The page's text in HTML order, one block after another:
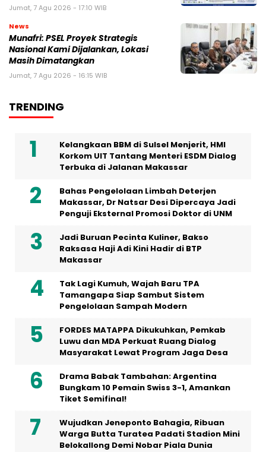
Jumat, 7 Agu 2026 - 17:10 WIB
News
Munafri: PSEL Proyek Strategis
Nasional Kami Dijalankan, Lokasi
Masih Dimatangkan
Jumat, 7 Agu 2026 - 16:15 WIB
TRENDING
Kelangkaan BBM di Sulsel Menjerit, HMI
Korkom UIT Tantang Menteri ESDM Dialog
Terbuka di Jalanan Makassar
Bahas Pengelolaan Limbah Deterjen
Makassar, Dr Natsar Desi Dipercaya Jadi
Penguji Eksternal Promosi Doktor di UNM
Jadi Buruan Pecinta Kuliner, Bakso
Raksasa Haji Adi Kini Hadir di BTP
Makassar
Tak Lagi Kumuh, Wajah Baru TPA
Tamangapa Siap Sambut Sistem
Pengelolaan Sampah Modern
FORDES MATAPPA Dikukuhkan, Pemkab
Luwu dan MDA Perkuat Ruang Dialog
Masyarakat Lewat Program Jaga Desa
Drama Babak Tambahan: Argentina
Bungkam 10 Pemain Swiss 3-1, Amankan
Tiket Semifinal!
Wujudkan Jeneponto Bahagia, Ribuan
Warga Butta Turatea Padati Stadion Mini
Belokallong Demi Nobar Piala Dunia